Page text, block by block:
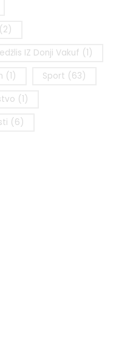
(2)
IZ Donji Vakuf (1)
(1) Sport (63)
(1)
(6)